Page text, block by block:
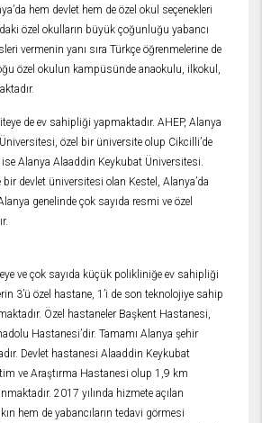
hem devlet hem de özel okul seçenekleri
özel okulların büyük çoğunluğu yabancı
vermenin yanı sıra Türkçe öğrenmelerine de
özel okulun kampüsünde anaokulu, ilkokul,
de ev sahipliği yapmaktadır. AHEP, Alanya
özel bir üniversite olup Cikcilli’de
Alanya Alaaddin Keykubat Üniversitesi.
bir devlet üniversitesi olan Kestel, Alanya’da
genelinde çok sayıda resmi ve özel
ve çok sayıda küçük polikliniğe ev sahipliği
3’ü özel hastane, 1’i de son teknolojiye sahip
Özel hastaneler Başkent Hastanesi,
Hastanesi’dir. Tamamı Alanya şehir
Devlet hastanesi Alaaddin Keykubat
ve Araştırma Hastanesi olup 1,9 km
2017 yılında hizmete açılan
hem de yabancıların tedavi görmesi